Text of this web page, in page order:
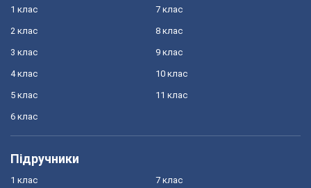
1 клас
2 клас
3 клас
4 клас
5 клас
6 клас
7 клас
8 клас
9 клас
10 клас
11 клас
Підручники
1 клас 7 клас